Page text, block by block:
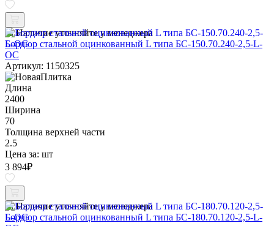
Наличие уточняйте у менеджера
Бордюр стальной оцинкованный L типа БС-150.70.240-2,5-L-
ОС
Артикул: 1150325
Длина
2400
Ширина
70
Толщина верхней части
2.5
Цена за: шт
3 894₽
Наличие уточняйте у менеджера
Бордюр стальной оцинкованный L типа БС-180.70.120-2,5-L-